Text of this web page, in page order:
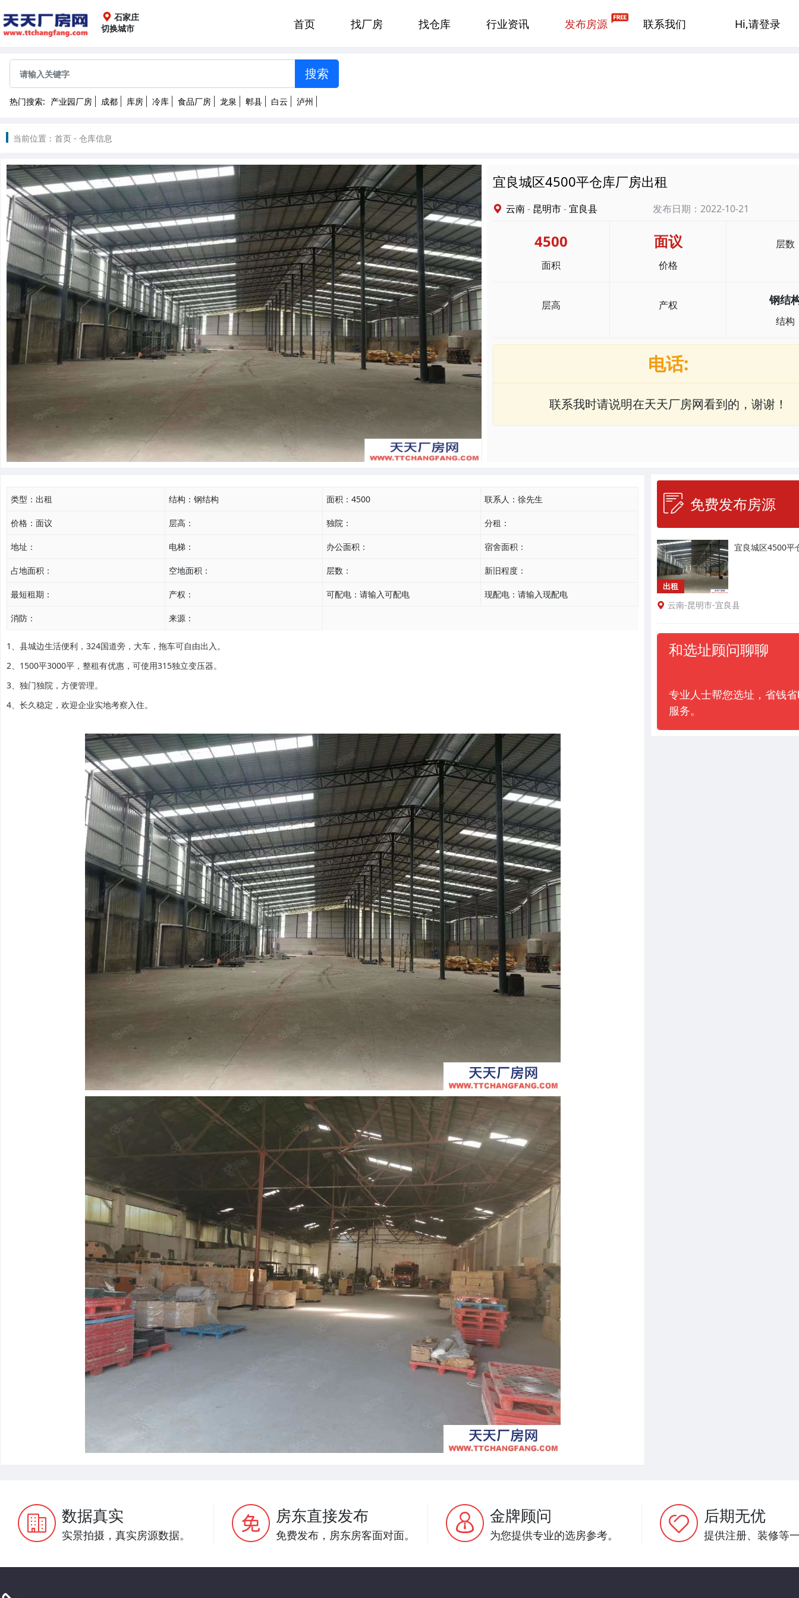
石家庄
切换城市
全国
成都 重庆 上海 广州 郑州 贵阳
北京
天津 石家庄
Hi,请登录
首页 找厂房 找仓库 行业资讯 发布房源 联系我们
热门搜索: 产业园厂房 成都 库房 冷库 食品厂房 龙泉 郫县 白云
泸州
当前位置： 首页 - 仓库信息
宜良城区4500平仓库厂房出租
云南- 昆明市-宜良县 发布日期：2022-10-21
4500
面积
面议
价格
层数
层高 产权 钢结
结构
电话:
联系我时请说明在天天厂房网看到的，谢谢！
类型： 出租 结构： 钢结构 面积： 4500 联系人： 徐先生
价格： 面议 层高： 独院： 分租：
地址： 电梯： 办公面积： 宿舍面积：
占地面积： 空地面积： 层数： 新旧程度：
最短租期： 产权： 可配电： 请输入可配电 现配电： 请输入现配电
消防： 来源：
1、县城边生活便利，324国道旁，大车，拖车可自由出入。
2、1500平3000平，整租有优惠，可使用315独立变压器。
3、独门独院，方便管理。
4、长久稳定，欢迎企业实地考察入住。
免费发布房源
出租
宜良城区4500平
云南-昆明市-宜良县
和选址顾问聊聊
专业人士帮您选址，省钱
服务。
数据真实
实景拍摄，真实房源数据。
房东直接发布
免费发布，房东房客面对面。
金牌顾问
为您提供专业的选房参考。
后期无优
提供注册、装修等